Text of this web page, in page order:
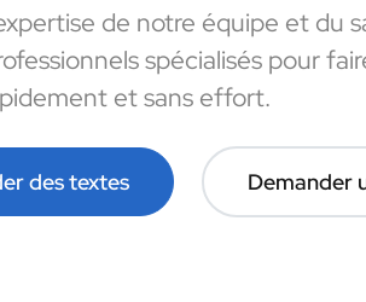
de notre équipe et du
spécialisés pour
et sans effort.
des textes Demander